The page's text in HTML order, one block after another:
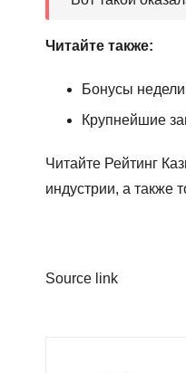
Читайте также:
Бонусы
Крупнейшие
Читайте Рейтинг
индустрии, а также
Source link